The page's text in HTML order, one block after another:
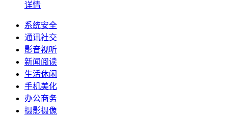
详情
系统安全
通讯社交
影音视听
新闻阅读
生活休闲
手机美化
办公商务
摄影摄像